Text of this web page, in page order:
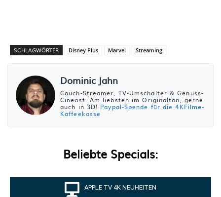
SCHLAGWÖRTER Disney Plus Marvel Streaming
Dominic Jahn
Couch-Streamer, TV-Umschalter & Genuss-
Cineast. Am liebsten im Originalton, gerne
auch in 3D! Paypal-Spende für die 4KFilme-
Kaffeekasse
Beliebte Specials:
APPLE TV 4K NEUHEITEN